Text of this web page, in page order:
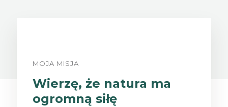
MOJA MISJA
Wierzę, że natura ma
ogromną siłę